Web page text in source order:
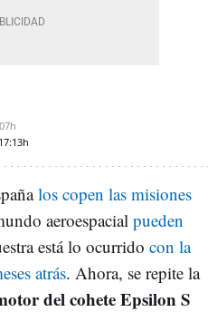
17:13h
los copen las misiones
aeroespacialpueden
está lo ocurrido con la
atrás. Ahora, se repite la
del cohete Epsilon S